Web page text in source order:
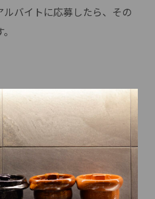
ルバイトに応募したら、その